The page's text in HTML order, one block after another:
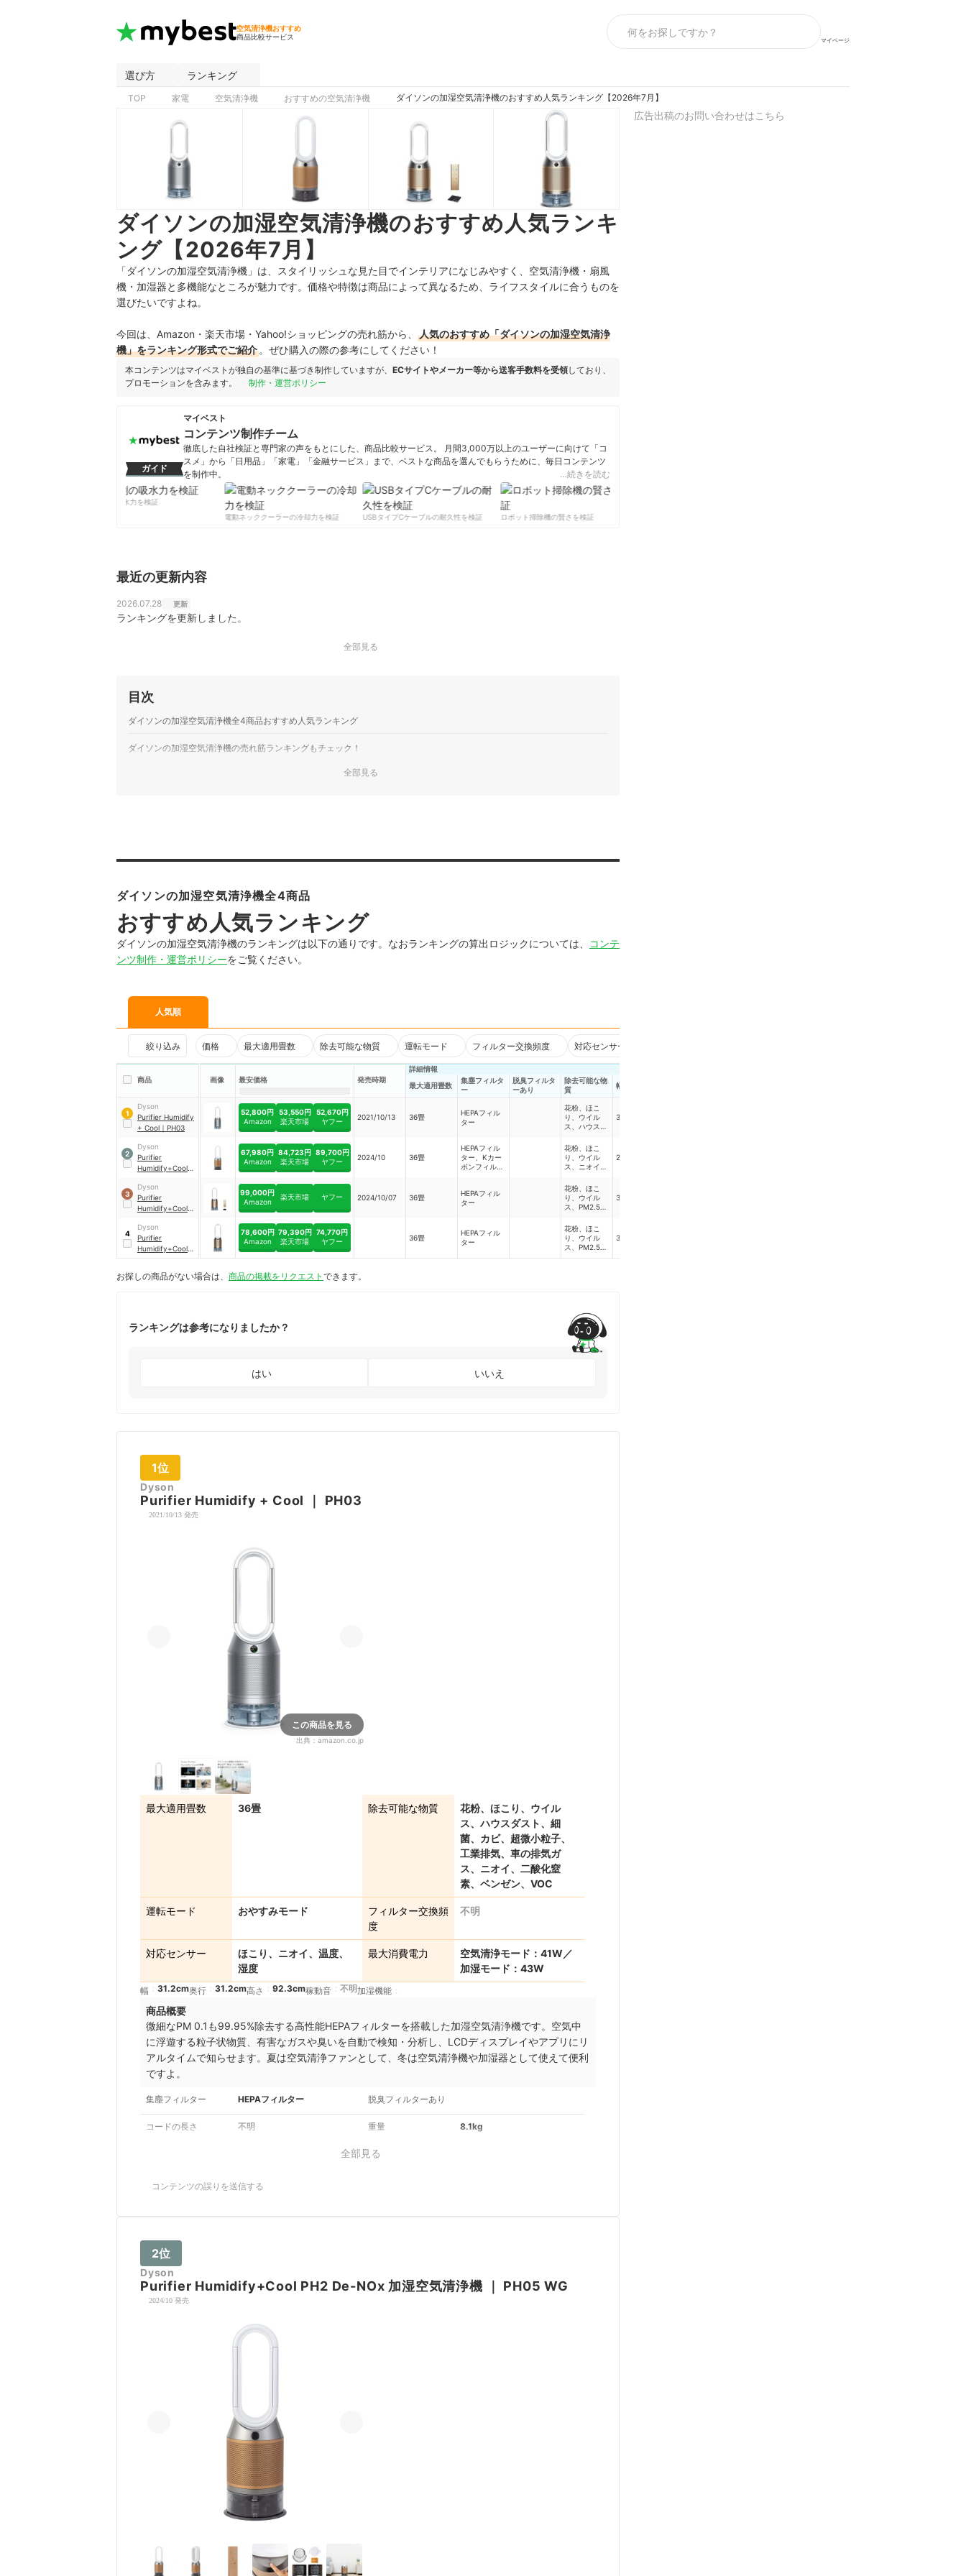
空気清浄機おすすめ
商品比較サービス
マイページ
選び方 ランキング
TOP 家電 空気清浄機 おすすめの空気清浄機 ダイソンの加湿空気清浄機のおすすめ人気ランキング【2026年7月】
ダイソンの加湿空気清浄機のおすすめ人気ランキ
ング【2026年7月】
「ダイソンの加湿空気清浄機」は、スタイリッシュな見た目でインテリアになじみやすく、空気清浄機・扇風
機・加湿器と多機能なところが魅力です。価格や特徴は商品によって異なるため、ライフスタイルに合うものを
選びたいですよね。
今回は、Amazon・楽天市場・Yahoo!ショッピングの売れ筋から、
人気のおすすめ「ダイソンの加湿空気清浄
機」をランキング形式でご紹介 。ぜひ購入の際の参考にしてください！
本コンテンツはマイベストが独自の基準に基づき制作していますが、 ECサイトやメーカー等から送客手数料を受領しており、
プロモーションを含みます。
制作・運営ポリシー
ガイド
マイベスト
コンテンツ制作チーム
徹底した自社検証と専門家の声をもとにした、商品比較サービス。 月間3,000万以上のユーザーに向けて「コ
スメ」から「日用品」「家電」「金融サービス」まで、ベストな商品を選んでもらうために、毎日コンテンツ
を制作中。
コンテンツ制作チームのプロフィール
…続きを読む
柔軟剤の吸水力を検証
電動ネッククーラーの冷却力を検証
USBタイプCケーブルの耐久性を検証 ロボット掃除機の賢さを検証
最近の更新内容
2026.07.28 更新
ランキングを更新しました。
全部見る
目次
ダイソンの加湿空気清浄機全4商品おすすめ人気ランキング
ダイソンの加湿空気清浄機の売れ筋ランキングもチェック！
全部見る
ダイソンの加湿空気清浄機全4商品
おすすめ人気ランキング
ダイソンの加湿空気清浄機のランキングは以下の通りです。なおランキングの算出ロジックについては、
コンテ
ンツ制作・運営ポリシーをご覧ください。
人気順
絞り込み 価格 最大適用畳数 除去可能な物質 運転モード フィルター交換頻度 対応センサー
商品 画像 最安価格 発売時期
詳細情報
最大適用畳数
集塵フィルタ
ー
脱臭フィルタ
ーあり
除去可能な物
質
幅
1
Dyson
Purifier Humidify
+ Cool ｜ PH03
52,800円
Amazon
53,550円
楽天市場
52,670円
ヤフー
2021/10/13 36畳
HEPAフィル
ター
花粉、ほこ
り、ウイル
ス、ハウスダ
カビ、超微小
粒子、工業排
気、車の排気
ガス、ニオ
素、ベンゼ
ン、VOC
31.2cm
2
Dyson
Purifier
Humidify+Cool
湿空気清浄機
PH05 WG
67,980円
Amazon
84,723円
楽天市場
89,700円
ヤフー
2024/10 36畳
HEPAフィル
ター、Kカー
ボンフィルタ
花粉、ほこ
り、ウイル
ス、ニオイ、
ムアルデヒド
28.0cm
3
Dyson
Purifier
Humidify+Cool
湿空気清浄機
PH05 WGAM
99,000円
Amazon
楽天市場 ヤフー 2024/10/07 36畳
HEPAフィル
ター
花粉、ほこ
り、ウイル
ス、PM2.5、
31.2cm
4
Dyson
Purifier
Humidify+Cool
Formaldehyde｜
78,600円
Amazon
79,390円
楽天市場
74,770円
ヤフー
36畳
HEPAフィル
ター
花粉、ほこ
り、ウイル
ス、PM2.5、
ホルムアルデ
31.2cm
お探しの商品がない場合は、 商品の掲載をリクエスト できます。
ランキングは参考になりましたか？
はい いいえ
1位
Dyson
Purifier Humidify + Cool PH03
2021/10/13 発売
この商品を見る
出典： amazon.co.jp
最大適用畳数 36畳 除去可能な物質
花粉、ほこり、ウイル
ス、ハウスダスト、細
菌、カビ、超微小粒子、
工業排気、車の排気ガ
ス、ニオイ、二酸化窒
素、ベンゼン、VOC
運転モード おやすみモード
フィルター交換頻
度
不明
対応センサー
ほこり、ニオイ、温度、
湿度
最大消費電力
空気清浄モード：41W／
加湿モード：43W
幅 31.2cm奥行 31.2cm高さ 92.3cm稼動音 不明 加湿機能
商品概要
微細なPM 0.1も99.95%除去する高性能HEPAフィルターを搭載した加湿空気清浄機です。 空気中
に浮遊する粒子状物質、有害なガスや臭いを自動で検知・分析し、LCDディスプレイやアプリにリ
アルタイムで知らせます。 夏は空気清浄ファンとして、冬は空気清浄機や加湿器として使えて便利
ですよ。
集塵フィルター HEPAフィルター 脱臭フィルターあり
コードの長さ 不明 重量 8.1kg
全部見る
コンテンツの誤りを送信する
2位
Dyson
Purifier Humidify+Cool PH2 De-NOx 加湿空気清浄機 PH05 WG
2024/10 発売
広告出稿のお問い合わせはこちら